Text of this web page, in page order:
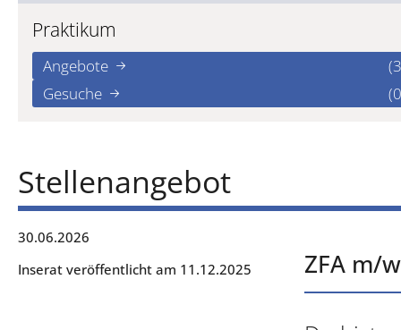
Praktikum
Angebote
Gesuche
Stellenangebot
30.06.2026
Inserat veröffentlicht am 11.12.2025
ZFA m/